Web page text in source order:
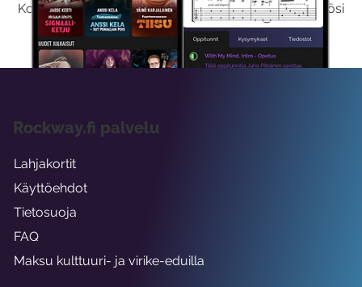
Kokeilemalla ilmaiseksi saat koko sisältömme käyttöösi
viikon ajaksi.
Rockway.fi palvelu
Lahjakortit
Käyttöehdot
Tietosuoja
FAQ
Maksu kulttuuri- ja virike-eduilla